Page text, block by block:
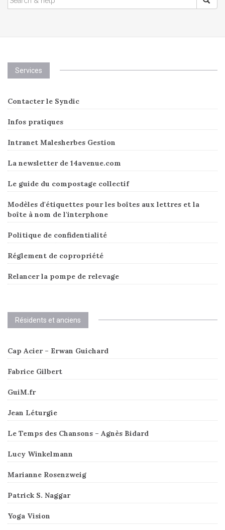
FOR:
Services
Contacter le Syndic
Infos pratiques
Intranet Malesherbes Gestion
La newsletter de 14avenue.com
Le guide du compostage collectif
Modèles d'étiquettes pour les boîtes aux lettres et la
boîte à nom de l'interphone
Politique de confidentialité
Réglement de copropriété
Relancer la pompe de relevage
Résidents et anciens
Cap Acier – Erwan Guichard
Fabrice Gilbert
GuiM.fr
Jean Léturgie
Le Temps des Chansons – Agnès Bidard
Lucy Winkelmann
Marianne Rosenzweig
Patrick S. Naggar
Yoga Vision